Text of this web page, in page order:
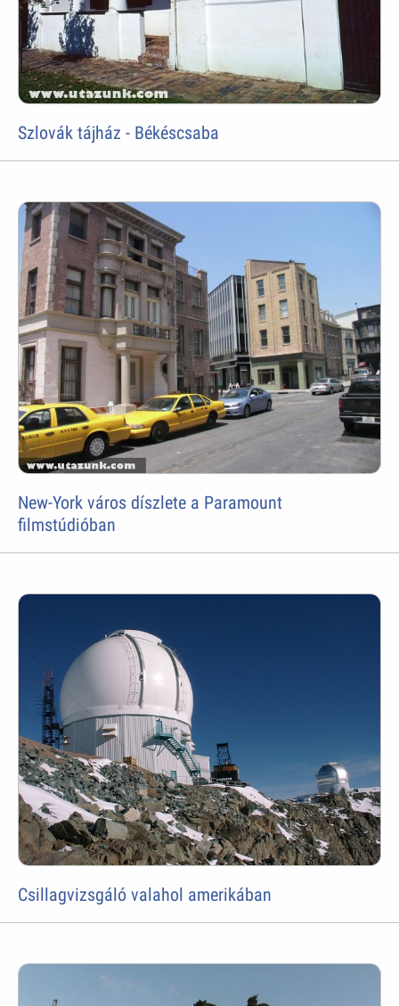
Szlovák tájház - Békéscsaba
New-York város díszlete a Paramount
filmstúdióban
Csillagvizsgáló valahol amerikában